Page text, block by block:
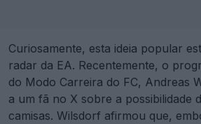
Curiosamente, esta ideia popular
radar da EA. Recentemente, o
do Modo Carreira do FC, Andreas
a um fã no X sobre a possibilidade
camisas. Wilsdorf afirmou que,